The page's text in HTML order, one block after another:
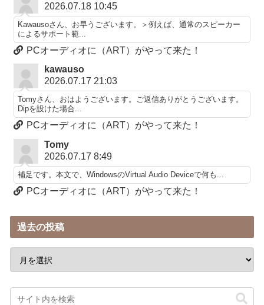
2026.07.18 10:45
Kawausoさん、お早うございます。＞例えば、通常のスピーカー
によるサポート範...
PCオーディオに（ART）がやって来た！
kawauso
2026.07.17 21:03
Tomyさん、おはようございます。ご返信ありがとうございます。
Dipを設けた場合...
PCオーディオに（ART）がやって来た！
Tomy
2026.07.17 8:49
補足です。本文で、WindowsのVirtual Audio Deviceで何も...
PCオーディオに（ART）がやって来た！
過去の投稿